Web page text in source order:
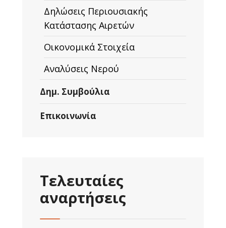
Δηλώσεις Περιουσιακής
Κατάστασης Αιρετών
Οικονομικά Στοιχεία
Αναλύσεις Νερού
Δημ. Συμβούλια
Επικοινωνία
Τελευταίες
αναρτήσεις